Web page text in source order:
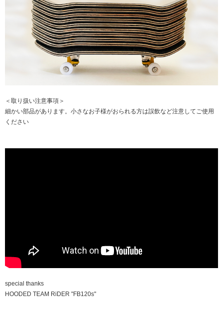
＜取り扱い注意事項＞
細かい部品があります。小さなお子様がおられる方は誤飲など注意してご使用
ください
special thanks
HOODED TEAM RiDER "FB120s"